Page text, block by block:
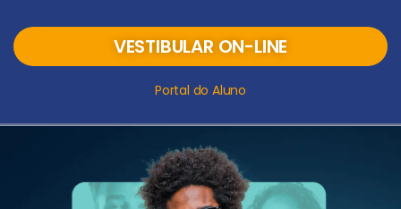
VESTIBULAR ON-LINE
Portal do Aluno